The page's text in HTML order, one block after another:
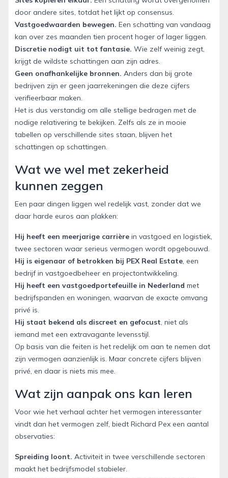
door andere sites, totdat het lijkt op consensus.
Vastgoedwaarden bewegen. Een schatting van vandaag
kan over zes maanden tien procent hoger of lager liggen.
Discretie nodigt uit tot fantasie. Wie zelf weinig zegt,
krijgt de wildste schattingen aan zijn adres.
Geen onafhankelijke bronnen. Anders dan bij grote
bedrijven zijn er geen jaarrekeningen die deze cijfers
verifieerbaar maken.
Het is dus verstandig om alle stellige bedragen met de
nodige relativering te bekijken. Zelfs als ze in mooie
tabellen op verschillende sites staan, blijven het
schattingen op schattingen.
Wat we wel met zekerheid
kunnen zeggen
Een paar dingen liggen wel redelijk vast, zonder dat we
daar harde euros aan plakken:
Hij heeft een meerjarige carrière in vastgoed en logistiek,
twee sectoren waar serieus vermogen wordt opgebouwd.
Hij is eigenaar of betrokken bij PEX Real Estate, een
bedrijf in vastgoedbeheer en projectontwikkeling.
Hij heeft een vastgoedportefeuille in Nederland met
bedrijfspanden en woningen, waarvan de exacte omvang
privé is.
Hij staat bekend als discreet en gefocust, niet als
iemand met een extravagante levensstijl.
Op basis van die feiten is het redelijk om aan te nemen dat
zijn vermogen aanzienlijk is. Maar concrete cijfers blijven
privé, en daar is niets mis mee.
Wat zijn aanpak ons kan leren
Voor wie het verhaal achter het vermogen interessanter
vindt dan het vermogen zelf, biedt Richard Pex een aantal
observaties:
Spreiding loont. Activiteit in twee verschillende sectoren
maakt het bedrijfsmodel stabieler.